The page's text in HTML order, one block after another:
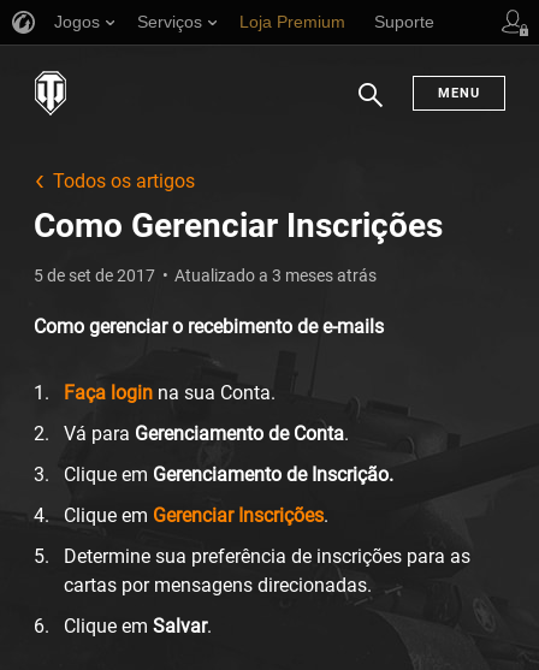
Jogos Serviços Loja Premium Suporte
MENU
Todos os artigos
Como Gerenciar Inscrições
5 de set de 2017 Atualizado a 3 meses atrás
Como gerenciar o recebimento de e-mails
Faça login na sua Conta.
Vá para Gerenciamento de Conta.
Clique em Gerenciamento de Inscrição.
Clique em Gerenciar Inscrições.
Determine sua preferência de inscrições para as
cartas por mensagens direcionadas.
Clique em Salvar.